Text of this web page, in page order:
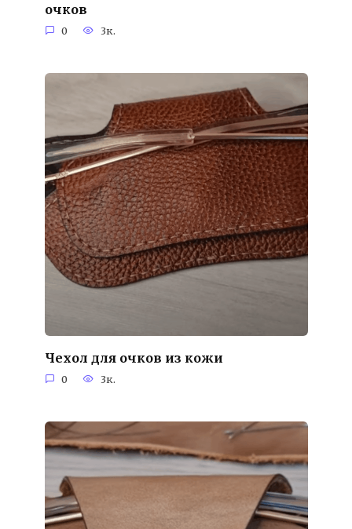
очков
0 3к.
Чехол для очков из кожи
0 3к.